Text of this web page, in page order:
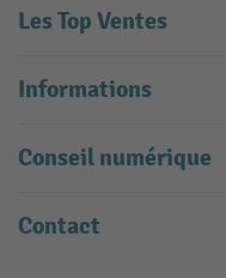
Les Top Ventes
Informations
Conseil numérique
Contact